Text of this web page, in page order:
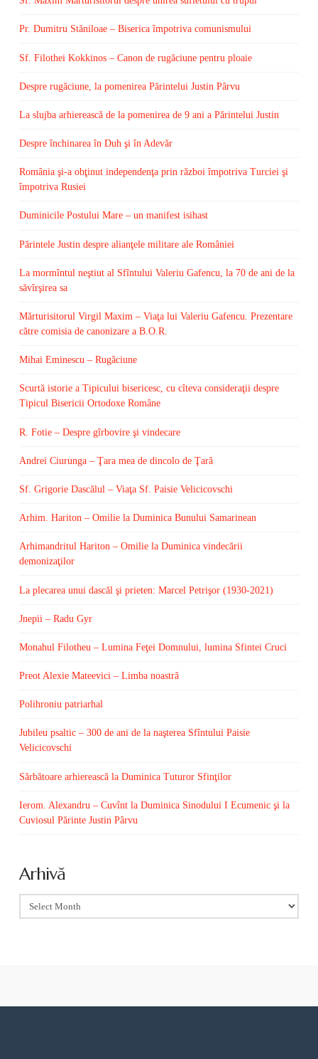
Pr. Dumitru Stăniloae – Biserica împotriva comunismului
Sf. Filothei Kokkinos – Canon de rugăciune pentru ploaie
Despre rugăciune, la pomenirea Părintelui Justin Pârvu
La slujba arhierească de la pomenirea de 9 ani a Părintelui Justin
Despre închinarea în Duh şi în Adevăr
România şi-a obţinut independenţa prin război împotriva Turciei şi
împotriva Rusiei
Duminicile Postului Mare – un manifest isihast
Părintele Justin despre alianţele militare ale României
La mormîntul neştiut al Sfîntului Valeriu Gafencu, la 70 de ani de la
săvîrşirea sa
Mărturisitorul Virgil Maxim – Viaţa lui Valeriu Gafencu. Prezentare
către comisia de canonizare a B.O.R.
Mihai Eminescu – Rugăciune
Scurtă istorie a Tipicului bisericesc, cu cîteva consideraţii despre
Tipicul Bisericii Ortodoxe Române
R. Fotie – Despre gîrbovire şi vindecare
Andrei Ciurunga – Ţara mea de dincolo de Ţară
Sf. Grigorie Dascălul – Viaţa Sf. Paisie Velicicovschi
Arhim. Hariton – Omilie la Duminica Bunului Samarinean
Arhimandritul Hariton – Omilie la Duminica vindecării
demonizaţilor
La plecarea unui dascăl şi prieten: Marcel Petrişor (1930-2021)
Jnepii – Radu Gyr
Monahul Filotheu – Lumina Feţei Domnului, lumina Sfintei Cruci
Preot Alexie Mateevici – Limba noastră
Polihroniu patriarhal
Jubileu psaltic – 300 de ani de la naşterea Sfîntului Paisie
Velicicovschi
Sărbătoare arhierească la Duminica Tuturor Sfinţilor
Ierom. Alexandru – Cuvînt la Duminica Sinodului I Ecumenic şi la
Cuviosul Părinte Justin Pârvu
Arhivă
Arhivă